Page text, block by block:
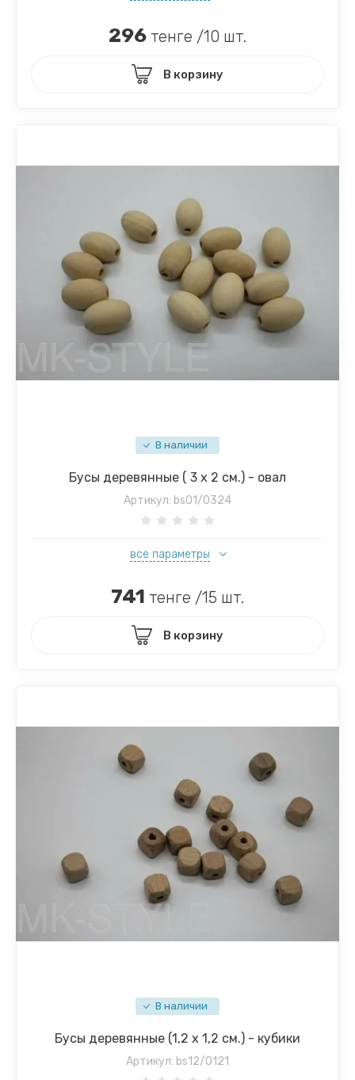
296 тенге /10 шт.
В корзину
В наличии
Бусы деревянные ( 3 х 2 см.) - овал
Артикул: bs01/0324
все параметры
741 тенге /15 шт.
В корзину
В наличии
Бусы деревянные (1,2 х 1,2 см.) - кубики
Артикул: bs12/0121